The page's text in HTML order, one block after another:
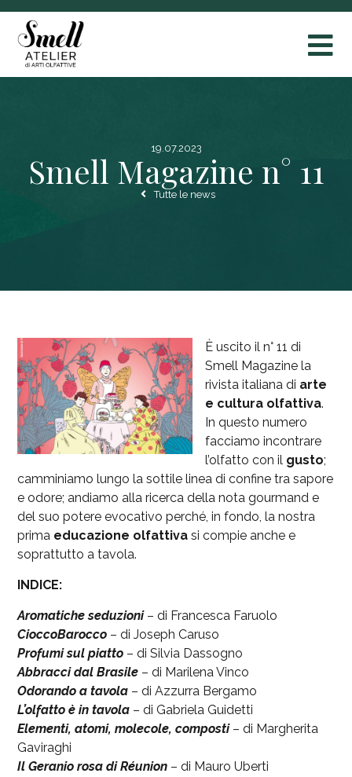
19.07.2023
Smell Magazine n° 11
Tutte le news
È uscito il n° 11 di
Smell Magazine la
rivista italiana di arte
e cultura olfattiva.
In questo numero
facciamo incontrare
l’olfatto con il gusto;
camminiamo lungo la sottile linea di confine tra sapore
e odore; andiamo alla ricerca della nota gourmand e
del suo potere evocativo perché, in fondo, la nostra
prima educazione olfattiva si compie anche e
soprattutto a tavola.
INDICE:
Aromatiche seduzioni – di Francesca Faruolo
CioccoBarocco – di Joseph Caruso
Profumi sul piatto – di Silvia Dassogno
Abbracci dal Brasile – di Marilena Vinco
Odorando a tavola – di Azzurra Bergamo
L’olfatto è in tavola – di Gabriela Guidetti
Elementi, atomi, molecole, composti– di Margherita
Gaviraghi
Il Geranio rosa di Réunion – di Mauro Uberti